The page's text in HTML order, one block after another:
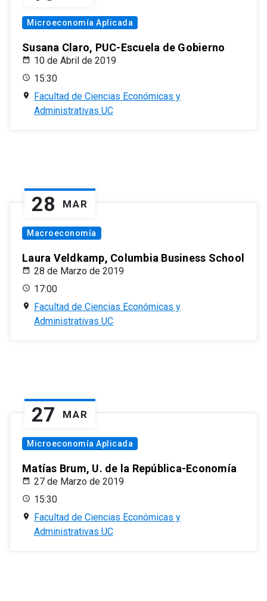
Microeconomía Aplicada
Susana Claro, PUC-Escuela de Gobierno
10 de Abril de 2019
15:30
Facultad de Ciencias Económicas y
Administrativas UC
28 MAR
Macroeconomía
Laura Veldkamp, Columbia Business School
28 de Marzo de 2019
17:00
Facultad de Ciencias Económicas y
Administrativas UC
27 MAR
Microeconomía Aplicada
Matías Brum, U. de la República-Economía
27 de Marzo de 2019
15:30
Facultad de Ciencias Económicas y
Administrativas UC